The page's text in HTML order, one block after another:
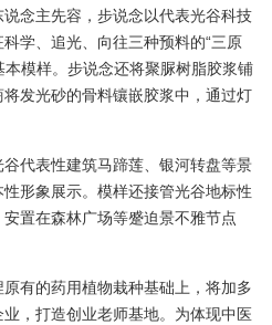
念主先容，步说念以代表光谷科技
学、追光、向往三种预料的“三原
本模样。步说念还将聚脲树脂胶浆铺
发光砂的骨料镶嵌胶浆中，通过灯
代表性建筑马蹄莲、银河转盘等景
形象展示。模样还接管光谷地标性
置在森林广场等蹙迫景不雅节点
有的药用植物栽种基础上，将加多
，打造创业老师基地。为体现中医